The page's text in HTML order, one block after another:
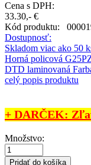
Cena s DPH:
33.30,- €
Kód produktu:
Dostupnosť:
Skladom viac ako 50
Horná policová
DTD laminovaná
celý popis produktu
+ DARČEK:
Množstvo: